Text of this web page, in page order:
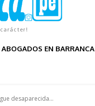
ABOGADOS EN BARRANCA
desaparecida...